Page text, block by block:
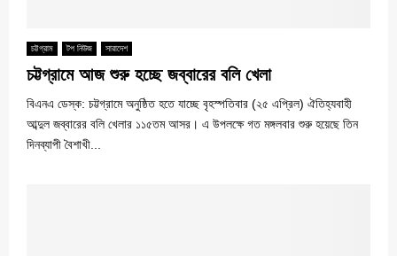
চট্টগ্রাম টপ নিউজ সারাদেশ
চট্টগ্রামে আজ শুরু হচ্ছে জব্বারের বলি খেলা
বিএনএ ডেস্ক: চট্টগ্রামে অনুষ্ঠিত হতে যাচ্ছে বৃহস্পতিবার (২৫ এপ্রিল) ঐতিহ্যবাহী
আব্দুল জব্বারের বলি খেলার ১১৫তম আসর। এ উপলক্ষে গত মঙ্গলবার শুরু হয়েছে তিন
দিনব্যাপী বৈশাখী...